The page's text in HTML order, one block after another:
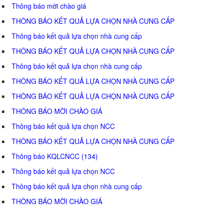
Thông báo mời chào giá
THÔNG BÁO KẾT QUẢ LỰA CHỌN NHÀ CUNG CẤP
Thông báo kết quả lựa chọn nhà cung cấp
THÔNG BÁO KẾT QUẢ LỰA CHỌN NHÀ CUNG CẤP
Thông báo kết quả lựa chọn nhà cung cấp
THÔNG BÁO KẾT QUẢ LỰA CHỌN NHÀ CUNG CẤP
THÔNG BÁO KẾT QUẢ LỰA CHỌN NHÀ CUNG CẤP
THÔNG BÁO MỜI CHÀO GIÁ
Thông báo kết quả lựa chọn NCC
THÔNG BÁO KẾT QUẢ LỰA CHỌN NHÀ CUNG CẤP
Thông báo KQLCNCC (134)
Thông báo kết quả lựa chọn NCC
Thông báo kết quả lựa chọn nhà cung cấp
THÔNG BÁO MỜI CHÀO GIÁ